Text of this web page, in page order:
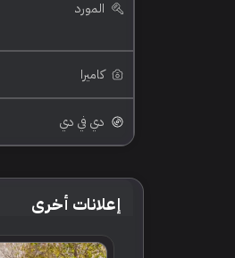
المورد
كاميرا
دي في دي
إعلانات أخرى